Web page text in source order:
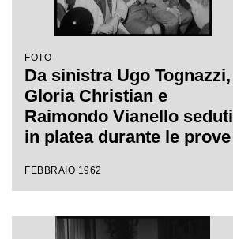
FOTO
Da sinistra Ugo Tognazzi,
Gloria Christian e
Raimondo Vianello seduti
in platea durante le prove
FEBBRAIO 1962